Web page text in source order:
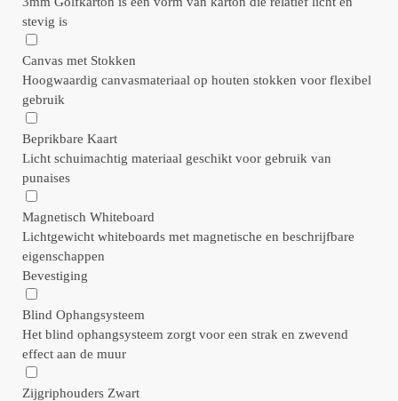
stevig is
Canvas met Stokken
Hoogwaardig canvasmateriaal op houten stokken voor flexibel
gebruik
Beprikbare Kaart
Licht schuimachtig materiaal geschikt voor gebruik van
punaises
Magnetisch Whiteboard
Lichtgewicht whiteboards met magnetische en beschrijfbare
eigenschappen
Bevestiging
Blind Ophangsysteem
Het blind ophangsysteem zorgt voor een strak en zwevend
effect aan de muur
Zijgriphouders Zwart